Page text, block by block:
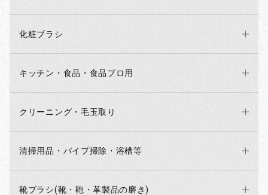
化粧ブラシ
キッチン・食品・食品プロ用
クリーニング・毛玉取り
清掃用品・パイプ掃除・浴槽等
靴ブラシ(靴・鞄・革製品の磨き)
お買い物を続ける